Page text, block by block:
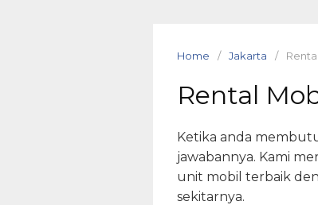
Home Jakarta
Rental
Ketika anda
jawabannya. Kami
unit mobil terbaik
sekitarnya.